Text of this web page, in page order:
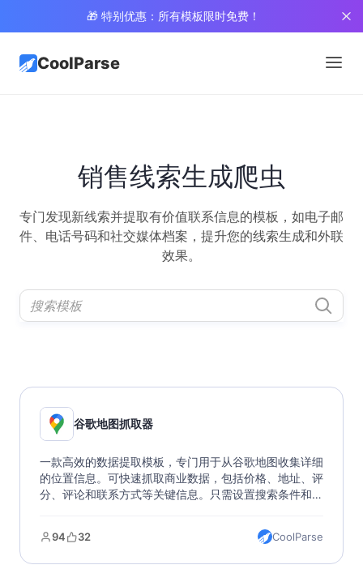
🎁 特别优惠：所有模板限时免费！
CoolParse
销售线索生成爬虫
专门发现新线索并提取有价值联系信息的模板，如电子邮
件、电话号码和社交媒体档案，提升您的线索生成和外联
效果。
谷歌地图抓取器
一款高效的数据提取模板，专门用于从谷歌地图收集详细
的位置信息。可快速抓取商业数据，包括价格、地址、评
分、评论和联系方式等关键信息。只需设置搜索条件和目
市场研究和商业分析工具，帮助您轻松获取和分析地理位
置数据。
94 32 CoolParse